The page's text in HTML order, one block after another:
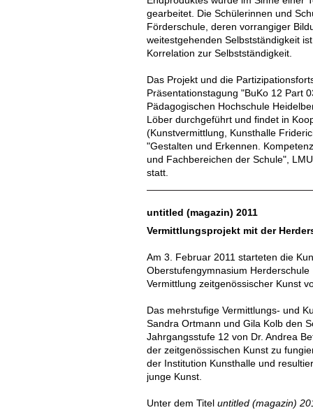
gearbeitet. Die Schülerinnen und
Förderschule, deren vorrangiger
weitestgehenden Selbstständigkeit
Korrelation zur Selbstständigkeit.
Das Projekt und die
Präsentationstagung "BuKo 12 Part
Pädagogischen Hochschule
Löber durchgeführt und findet in
(Kunstvermittlung, Kunsthalle
"Gestalten und Erkennen.
und Fachbereichen der Schule",
statt.
untitled (magazin) 2011
Vermittlungsprojekt mit der
Am 3. Februar 2011 starteten die
Oberstufengymnasium
Vermittlung zeitgenössischer Kunst
Das mehrstufige Vermittlungs- und
Sandra Ortmann und Gila Kolb den
Jahrgangsstufe 12 von Dr. Andrea
der zeitgenössischen Kunst zu
der Institution Kunsthalle und
junge Kunst.
Unter dem Titel untitled (magazin)